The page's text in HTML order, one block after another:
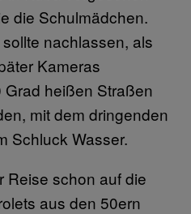
die Schulmädchen.
nachlassen, als
Kameras
heißen Straßen
mit dem dringenden
Schluck Wasser.
Reise schon auf die
aus den 50ern